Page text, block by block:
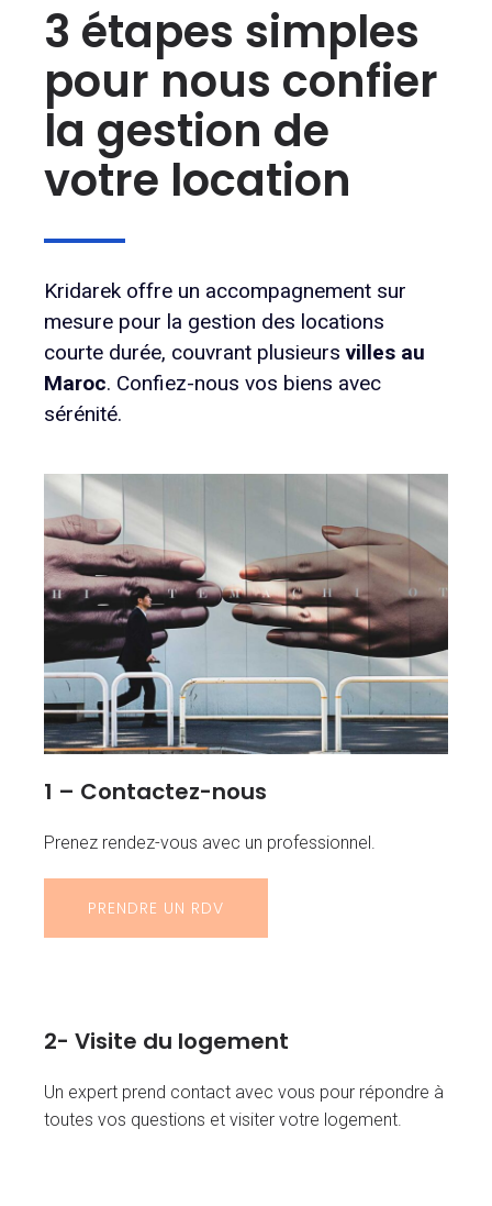
3 étapes simples
pour nous confier
la gestion de
votre location
Kridarek offre un accompagnement sur
mesure pour la gestion des locations
courte durée, couvrant plusieurs villes au
Maroc. Confiez-nous vos biens avec
sérénité.
1 – Contactez-nous
Prenez rendez-vous avec un professionnel.
PRENDRE UN RDV
2- Visite du logement
Un expert prend contact avec vous pour répondre à
toutes vos questions et visiter votre logement.